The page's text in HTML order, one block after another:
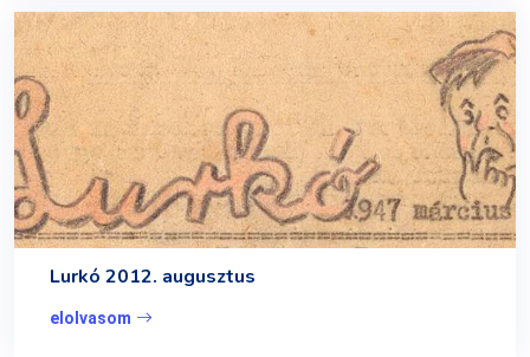
Lurkó 2012. augusztus
elolvasom